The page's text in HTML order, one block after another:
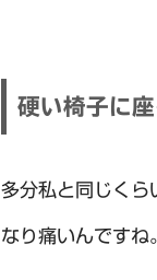
硬い椅子に
多分私と同じくら
なり痛いんですね